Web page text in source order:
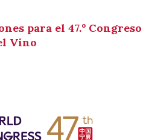
para el 47.º Congreso
Vino